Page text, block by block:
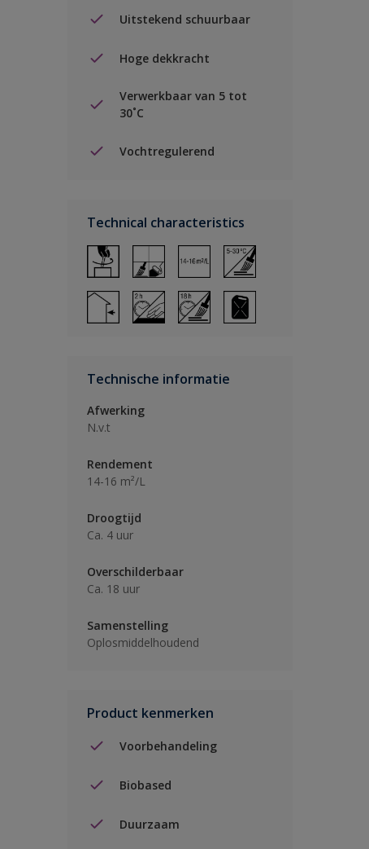
Uitstekend schuurbaar
Hoge dekkracht
Verwerkbaar van 5 tot
30˚C
Vochtregulerend
Technical characteristics
Technische informatie
Afwerking
N.v.t
Rendement
14-16 m²/L
Droogtijd
Ca. 4 uur
Overschilderbaar
Ca. 18 uur
Samenstelling
Oplosmiddelhoudend
Product kenmerken
Voorbehandeling
Biobased
Duurzaam